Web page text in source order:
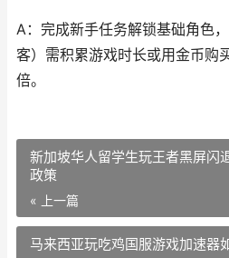
A：完成新手任务解锁基础角色
客）需积累游戏时长或用金币购
倍。
新加坡华人留学生玩王者黑屏闪
政策
« 上一篇
马来西亚玩吃鸡国服游戏加速器